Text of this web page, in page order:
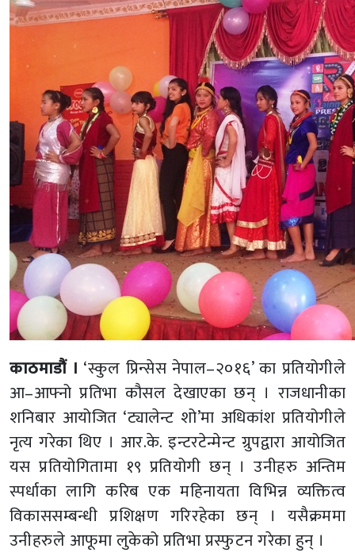
काठमाडौं । ‘स्कुल प्रिन्सेस नेपाल–२०१६’ का प्रतियोगीले
आ–आफ्नो प्रतिभा कौसल देखाएका छन् । राजधानीका
शनिबार आयोजित ‘ट्यालेन्ट शो’मा अधिकांश प्रतियोगीले
नृत्य गरेका थिए । आर.के. इन्टरटेन्मेन्ट ग्रुपद्वारा आयोजित
यस प्रतियोगितामा १९ प्रतियोगी छन् । उनीहरु अन्तिम
स्पर्धाका लागि करिब एक महिनायता विभिन्न व्यक्तित्व
विकाससम्बन्धी प्रशिक्षण गरिरहेका छन् । यसैक्रममा
उनीहरुले आफूमा लुकेको प्रतिभा प्रस्फुटन गरेका हुन् ।